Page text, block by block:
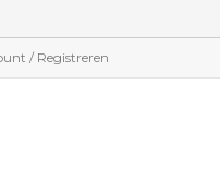
/ Registreren